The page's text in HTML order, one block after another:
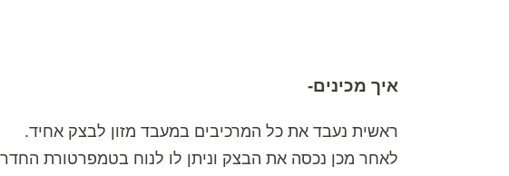
איך מכינים-
ראשית נעבד את כל המרכיבים במעבד מזון לבצק אחיד.
לאחר מכן נכסה את הבצק וניתן לו לנוח בטמפרטורת החדר כ20